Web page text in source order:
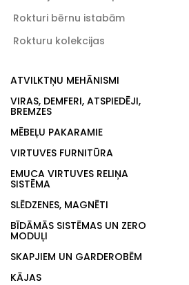
Rokturi bērnu istabām
Rokturu kolekcijas
ATVILKTŅU MEHĀNISMI
VIRAS, DEMFERI, ATSPIEDĒJI,
BREMZES
MĒBEĻU PAKARAMIE
VIRTUVES FURNITŪRA
EMUCA VIRTUVES RELIŅA
SISTĒMA
SLĒDZENES, MAGNĒTI
BĪDĀMĀS SISTĒMAS UN ZERO
MODUĻI
SKAPJIEM UN GARDEROBĒM
KĀJAS